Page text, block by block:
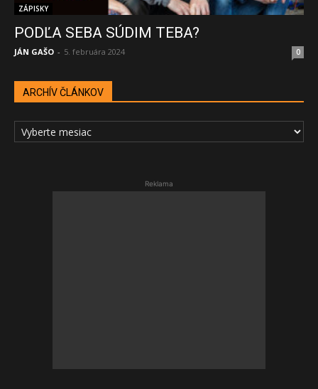
ZÁPISKY
PODĽA SEBA SÚDIM TEBA?
JÁN GAŠO - 5. februára 2024 0
ARCHÍV ČLÁNKOV
ARCHÍV
ČLÁNKOV
Reklama